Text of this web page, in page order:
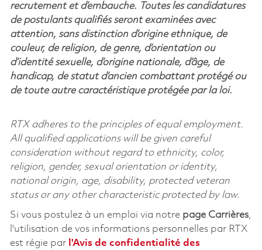
recrutement et d’embauche. Toutes les candidatures
de postulants qualifiés seront examinées avec
attention, sans distinction d’origine ethnique, de
couleur, de religion, de genre, d’orientation ou
d’identité sexuelle, d’origine nationale, d’âge, de
handicap, de statut d’ancien combattant protégé ou
de toute autre caractéristique protégée par la loi.
RTX adheres to the principles of equal employment.
All qualified applications will be given careful
consideration without regard to ethnicity, color,
religion, gender, sexual orientation or identity,
national origin, age, disability, protected veteran
status or any other characteristic protected by law.
Si vous postulez à un emploi via notre page Carrières,
l'utilisation de vos informations personnelles par RTX
est régie par l'Avis de confidentialité des